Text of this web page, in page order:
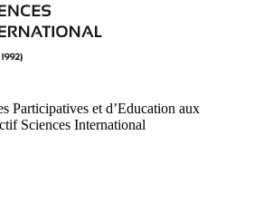
Participatives et d’Education aux
Sciences International